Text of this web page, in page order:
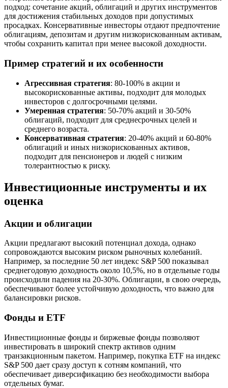
подход: сочетание акций, облигаций и других инструментов
для достижения стабильных доходов при допустимых
просадках. Консервативные инвесторы отдают предпочтение
облигациям, депозитам и другим низкорискованным активам,
чтобы сохранить капитал при менее высокой доходности.
Пример стратегий и их особенности
Агрессивная стратегия: 80-100% в акции и
высокорискованные активы, подходит для молодых
инвесторов с долгосрочными целями.
Умеренная стратегия: 50-70% акций и 30-50%
облигаций, подходит для среднесрочных целей и
среднего возраста.
Консервативная стратегия: 20-40% акций и 60-80%
облигаций и иных низкорискованных активов,
подходит для пенсионеров и людей с низким
толерантностью к риску.
Инвестиционные инструменты и их
оценка
Акции и облигации
Акции предлагают высокий потенциал дохода, однако
сопровождаются высоким риском рыночных колебаний.
Например, за последние 50 лет индекс S&P 500 показывал
среднегодовую доходность около 10,5%, но в отдельные годы
происходили падения на 20-30%. Облигации, в свою очередь,
обеспечивают более устойчивую доходность, что важно для
балансировки рисков.
Фонды и ETF
Инвестиционные фонды и биржевые фонды позволяют
инвестировать в широкий спектр активов одним
транзакционным пакетом. Например, покупка ETF на индекс
S&P 500 дает сразу доступ к сотням компаний, что
обеспечивает диверсификацию без необходимости выбора
отдельных бумаг.